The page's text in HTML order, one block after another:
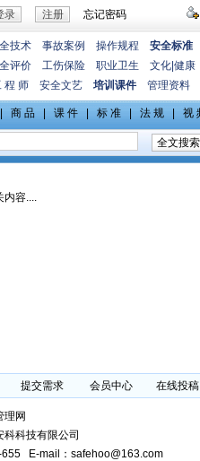
忘记密码
技术 事故案例 操作规程
安全标准
评价 工伤保险 职业卫生 文化 健康
程 师 安全文艺 培训课件 管理资料
内容....
提交需求 会员中心 在线投稿
理网
科技有限公司
E-mail：safehoo@163.com